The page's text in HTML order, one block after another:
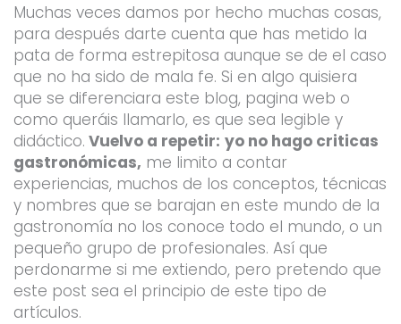
Muchas veces damos por hecho muchas cosas,
para después darte cuenta que has metido la
pata de forma estrepitosa aunque se de el caso
que no ha sido de mala fe. Si en algo quisiera
que se diferenciara este blog, pagina web o
como queráis llamarlo, es que sea legible y
didáctico. Vuelvo a repetir: yo no hago criticas
gastronómicas, me limito a contar
experiencias, muchos de los conceptos, técnicas
y nombres que se barajan en este mundo de la
gastronomía no los conoce todo el mundo, o un
pequeño grupo de profesionales. Así que
perdonarme si me extiendo, pero pretendo que
este post sea el principio de este tipo de
artículos.